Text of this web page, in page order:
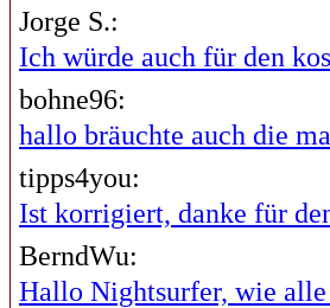
Jorge S.:
Ich würde auch für den
bohne96:
hallo bräuchte auch die
tipps4you:
Ist korrigiert, danke für
BerndWu:
Hallo Nightsurfer, wie